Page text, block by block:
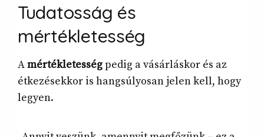
Tudatosság és
mértékletesség
Amértékletességpedig a vásárláskor és az
étkezésekkor is hangsúlyosan jelen kell, hogy
legyen.